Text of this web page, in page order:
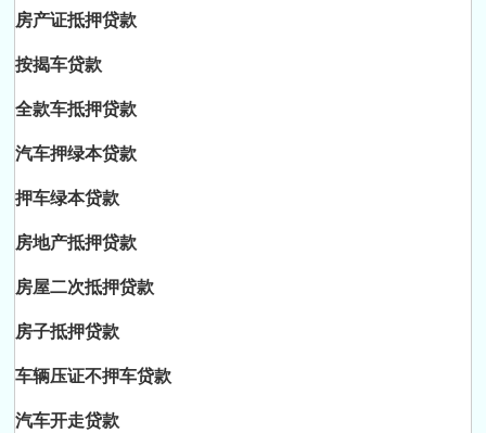
房产证抵押贷款
按揭车贷款
全款车抵押贷款
汽车押绿本贷款
押车绿本贷款
房地产抵押贷款
房屋二次抵押贷款
房子抵押贷款
车辆压证不押车贷款
汽车开走贷款